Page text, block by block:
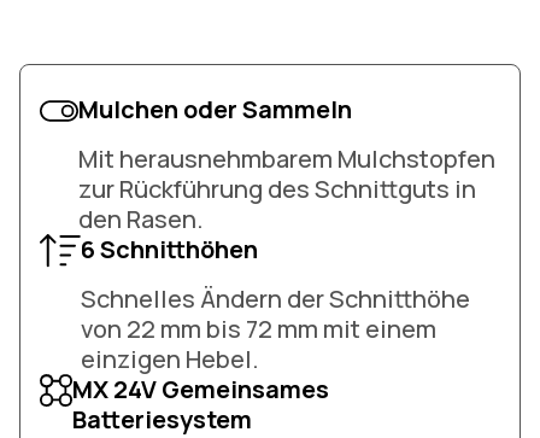
Mulchen oder Sammeln
Mit herausnehmbarem Mulchstopfen
zur Rückführung des Schnittguts in
den Rasen.
6 Schnitthöhen
Schnelles Ändern der Schnitthöhe
von 22 mm bis 72 mm mit einem
einzigen Hebel.
MX 24V Gemeinsames
Batteriesystem